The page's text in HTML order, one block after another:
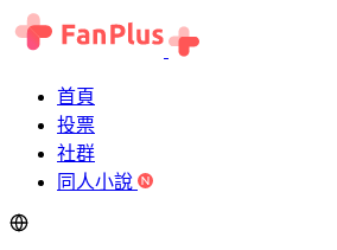
首頁
投票
社群
同人小說